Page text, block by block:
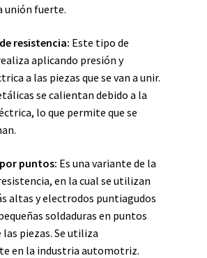
unión fuerte.
resistencia: Este tipo de
aplicando presión y
a las piezas que se van a unir.
se calientan debido a la
lo que permite que se
puntos: Es una variante de la
en la cual se utilizan
altas y electrodos puntiagudos
soldaduras en puntos
piezas. Se utiliza
en la industria automotriz.